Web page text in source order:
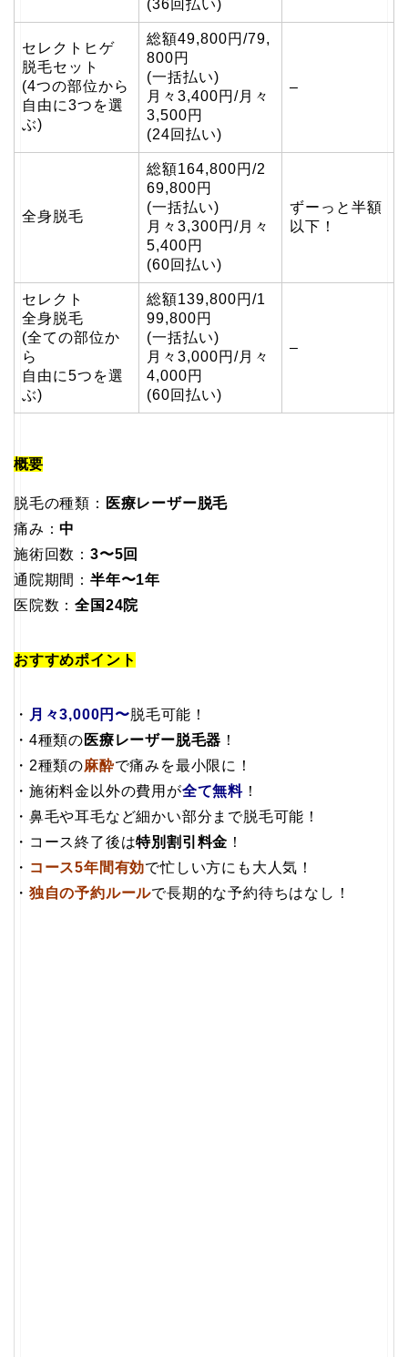
(36回払い)
セレクトヒゲ
脱毛セット
(4つの部位から
自由に3つを選
ぶ)
総額49,800円/79,
800円
(一括払い)
月々3,400円/月々
3,500円
(24回払い)
–
全身脱毛
総額164,800円/2
69,800円
(一括払い)
月々3,300円/月々
5,400円
(60回払い)
ずーっと半額
以下！
セレクト
全身脱毛
(全ての部位か
ら
自由に5つを選
ぶ)
総額139,800円/1
99,800円
(一括払い)
月々3,000円/月々
4,000円
(60回払い)
–
概要
脱毛の種類：
医療レーザー脱毛
痛み：中
施術回数： 3〜5回
通院期間： 半年〜1年
医院数：全国24院
おすすめポイント
・ 月々3,000円〜脱毛可能！
・4種類の 医療レーザー脱毛器 ！
・2種類の麻酔で痛みを最小限に！
・施術料金以外の費用が全て無料 ！
・鼻毛や耳毛など細かい部分まで脱毛可能！
・コース終了後は特別割引料金 ！
・ コース5年間有効で忙しい方にも大人気！
・ 独自の予約ルールで長期的な予約待ちはなし！